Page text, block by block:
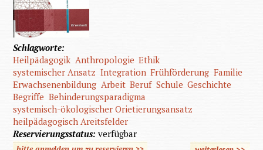
Schlagworte:
Heilpädagogik Anthropologie Ethik
systemischer Ansatz Integration Frühförderung Familie
Erwachsenenbildung Arbeit Beruf Schule Geschichte
Begriffe Behinderungsparadigma
systemisch-ökologischer Orietierungsansatz
heilpädagogisch Areitsfelder
Reservierungsstatus:verfügbar